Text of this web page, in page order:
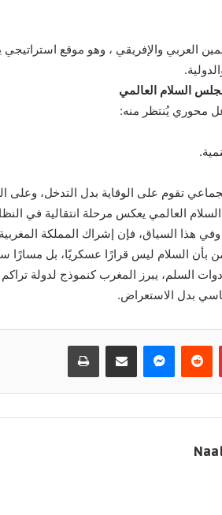
العربي والإفريقي ، وهو موقع
السلام العالمي
محوري يُنتظر منه:
تقوم على الوقاية بدل التدخل، وعلى
العالمي يعكس مرحلة انتقالية في
هذا السياق، فإن إشراك المملكة
بأن السلام ليس قرارًا عسكريًا، بل مسارًا
السلم، يبرز المغرب كنموذج لدولة تراكم
بدل الاستعراض.
بينتيريست